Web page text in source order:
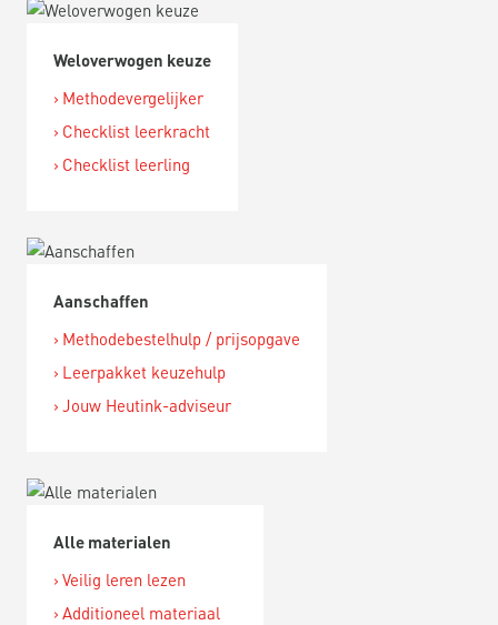
Weloverwogen keuze
Methodevergelijker
Checklist leerkracht
Checklist leerling
Aanschaffen
Methodebestelhulp / prijsopgave
Leerpakket keuzehulp
Jouw Heutink-adviseur
Alle materialen
Veilig leren lezen
Additioneel materiaal